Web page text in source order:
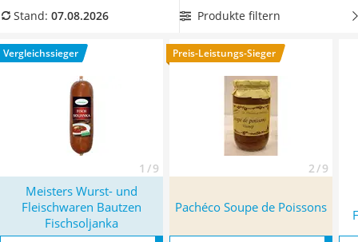
MCT-Öl
Erythrit
Müsli ohne Zuckerzusatz
Eiweißlieferanten profitieren können.Wählen Sie jetzt aus
Fischstückchen
, damit Sie beim Verzehren den besonderen
Fischgeschmack erhalten. Überzeugt hat uns hier im August
2026 besonders das Modell
Meisters Wurst- und
Fleischwaren Bautzen Fischsoljanka
mit seinen
Eigenschaften.
Stand: 07.08.2026 Produkte filtern
Vergleichssieger
1 / 9
Preis-Leistungs-Sieger
2 / 9
Meisters Wurst- und
Fleischwaren Bautzen
Fischsoljanka
Pachéco Soupe de Poissons